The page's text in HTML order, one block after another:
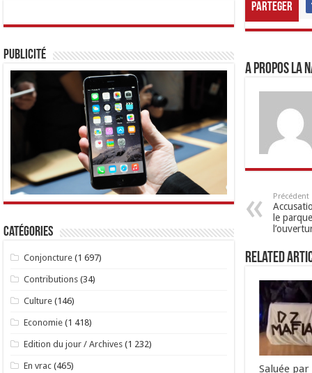
Parteger
A propos LA
Précédent
le
Related
Saluée
Publicité
Catégories
Conjoncture (1 697)
Contributions (34)
Culture (146)
Economie (1 418)
Edition du jour / Archives (1 232)
En vrac (465)